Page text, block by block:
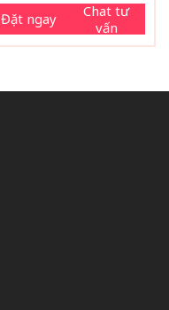
Đặt ngay
Chat tư
vấn